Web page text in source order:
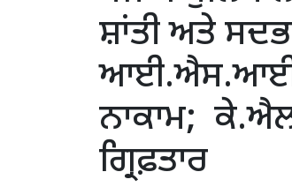
ਸ਼ਾਂਤੀ ਅਤੇ
ਆਈ.ਐਸ.ਆਈ.
ਨਾਕਾਮ;
ਗ੍ਰਿਫ਼ਤਾਰ